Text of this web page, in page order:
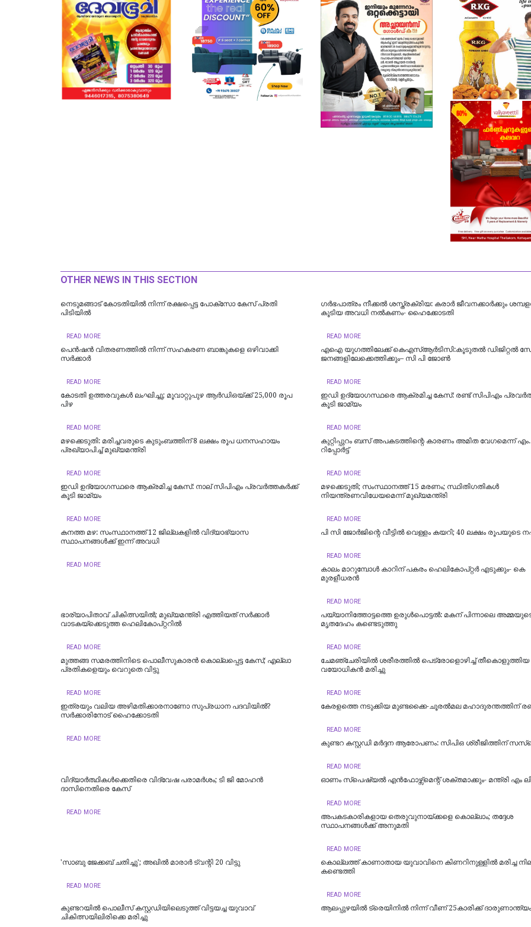
OTHER NEWS IN THIS SECTION
നെടുമങ്ങാട് കോടതിയില്‍ നിന്ന് രക്ഷപ്പെട്ട പോക്‌സോ കേസ് പ്രതി
പിടിയില്‍
READ MORE
ഗർഭപാത്രം നീക്കൽ ശസ്ത്രക്രിയ: കരാർ ജീവനക്കാർക്കും
കൂടിയ അവധി നൽകണം- ഹൈക്കോടതി
READ MORE
പെൻഷൻ വിതരണത്തിൽ നിന്ന് സഹകരണ ബാങ്കുകളെ ഒഴിവാക്കി
സർക്കാർ
READ MORE
എഐ യുഗത്തിലേക്ക് കെഎസ്ആർടിസി:കൂടുതൽ ഡിജിറ്റൽ
ജനങ്ങളിലേക്കെത്തിക്കും– സി പി ജോൺ
READ MORE
കോടതി ഉത്തരവുകൾ ലംഘിച്ചു; മൂവാറ്റുപുഴ ആർഡിഒയ്ക്ക് 25,000 രൂപ
പിഴ
READ MORE
ഇഡി ഉദ്യോഗസ്ഥരെ ആക്രമിച്ച കേസ്: രണ്ട് സിപിഎം
കൂടി ജാമ്യം
READ MORE
മഴക്കെടുതി: മരിച്ചവരുടെ കുടുംബത്തിന് 8 ലക്ഷം രൂപ ധനസഹായം
പ്രഖ്യാപിച്ച് മുഖ്യമന്ത്രി
READ MORE
കുറ്റിപ്പുറം ബസ് അപകടത്തിന്റെ കാരണം അമിത വേഗമെന്ന്
റിപ്പോര്‍ട്ട്
READ MORE
ഇഡി ഉദ്യോഗസ്ഥരെ ആക്രമിച്ച കേസ്: നാല് സിപിഎം പ്രവർത്തകർക്ക്
കൂടി ജാമ്യം
READ MORE
മഴക്കെടുതി; സംസ്ഥാനത്ത് 15 മരണം; സ്ഥിതിഗതികൾ
നിയന്ത്രണവിധേയമെന്ന് മുഖ്യമന്ത്രി
READ MORE
കനത്ത മഴ: സംസ്ഥാനത്ത് 12 ജില്ലകളില്‍ വിദ്യാഭ്യാസ
സ്ഥാപനങ്ങള്‍ക്ക് ഇന്ന് അവധി
READ MORE
പി സി ജോര്‍ജിന്റെ വീട്ടില്‍ വെള്ളം കയറി; 40 ലക്ഷം രൂപയുടെ
READ MORE
കാലം മാറുമ്പോൾ കാറിന് പകരം ഹെലികോപ്റ്റർ എടുക്കും- കെ
മുരളീധരന്‍
READ MORE
ഭാര്യാപിതാവ് ചികിത്സയിൽ; മുഖ്യമന്ത്രി എത്തിയത് സര്‍ക്കാര്‍
വാടകയ്‌ക്കെടുത്ത ഹെലികോപ്റ്ററില്‍
READ MORE
പയ്യാനിത്തോട്ടത്തെ ഉരുൾപൊട്ടൽ: മകന് പിന്നാലെ
മൃതദേഹം കണ്ടെടുത്തു
READ MORE
മുത്തങ്ങ സമരത്തിനിടെ പൊലീസുകാരൻ കൊല്ലപ്പെട്ട കേസ്; എല്ലാ
പ്രതികളെയും വെറുതെ വിട്ടു
READ MORE
ചേമഞ്ചേരിയില്‍ ശരീരത്തില്‍ പെട്രോളൊഴിച്ച് തീകൊളുത്തിയ
വയോധികന്‍ മരിച്ചു
READ MORE
ഇത്രയും വലിയ അഴിമതിക്കാരനാണോ സുപ്രധാന പദവിയിൽ?
സർക്കാരിനോട് ഹൈക്കോടതി
READ MORE
കേരളത്തെ നടുക്കിയ മുണ്ടക്കൈ-ചൂരല്‍മല മഹാദുരന്തത്തിന്
READ MORE
കുണ്ടറ കസ്റ്റഡി മര്‍ദ്ദന ആരോപണം: സിപിഒ ശ്രീജിത്തിന്
READ MORE
വിദ്യാര്‍ത്ഥികള്‍ക്കെതിരെ വിദ്വേഷ പരാമര്‍ശം; ടി ജി മോഹന്‍
ദാസിനെതിരെ കേസ്
READ MORE
ഓണം സ്‌പെഷ്യൽ എൻഫോഴ്സ്മെന്റ് ശക്തമാക്കും- മന്ത്രി എം
READ MORE
അപകടകാരികളായ തെരുവുനായ്ക്കളെ കൊല്ലാം; തദ്ദേശ
സ്ഥാപനങ്ങൾക്ക് അനുമതി
READ MORE
'സാബു ജേക്കബ് ചതിച്ചു'; അഖിൽ മാരാർ ട്വന്റി 20 വിട്ടു
READ MORE
കൊല്ലത്ത് കാണാതായ യുവാവിനെ കിണറിനുള്ളിൽ മരിച്ച
കണ്ടെത്തി
READ MORE
കുണ്ടറയിൽ പൊലീസ് കസ്റ്റഡിയിലെടുത്ത് വിട്ടയച്ച യുവാവ്
ചികിത്സയിലിരിക്കെ മരിച്ചു
ആലപ്പുഴയിൽ ട്രെയിനില്‍ നിന്ന് വീണ് 25കാരിക്ക് ദാരുണാന്ത്യം